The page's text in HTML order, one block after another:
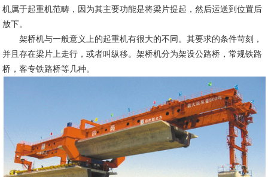
机属于起重机范畴，因为其主要功能是将梁片提起，然后运送到位置后
放下。
架桥机与一般意义上的起重机有很大的不同。其要求的条件苛刻，
并且存在梁片上走行，或者叫纵移。架桥机分为架设公路桥，常规铁路
桥，客专铁路桥等几种。